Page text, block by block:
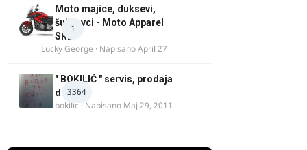
1
Moto majice, duksevi,
šuškavci - Moto Apparel
SRB
Lucky George · NapisanoApril 27
3364
" BOKILIĆ " servis, prodaja
delova
bokilic · Napisano Maj 29, 2011